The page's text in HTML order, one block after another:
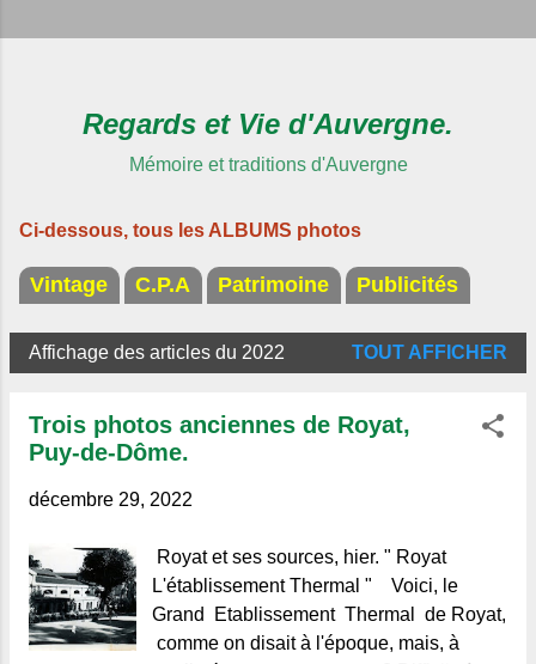
Regards et Vie d'Auvergne.
Mémoire et traditions d'Auvergne
Ci-dessous, tous les ALBUMS photos
Vintage C.P.A Patrimoine Publicités
A
Affichage des articles du 2022 TOUT AFFICHER
Trois photos anciennes de Royat,
Puy-de-Dôme.
décembre 29, 2022
Royat et ses sources, hier. " Royat
L'établissement Thermal " Voici, le
Grand Etablissement Thermal de Royat,
comme on disait à l'époque, mais, à